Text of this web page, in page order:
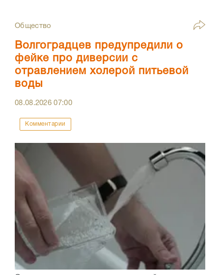
Общество
Волгоградцев предупредили о
фейке про диверсии с
отравлением холерой питьевой
воды
08.08.202607:00
Комментарии